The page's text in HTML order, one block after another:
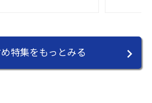
特集をもっとみる